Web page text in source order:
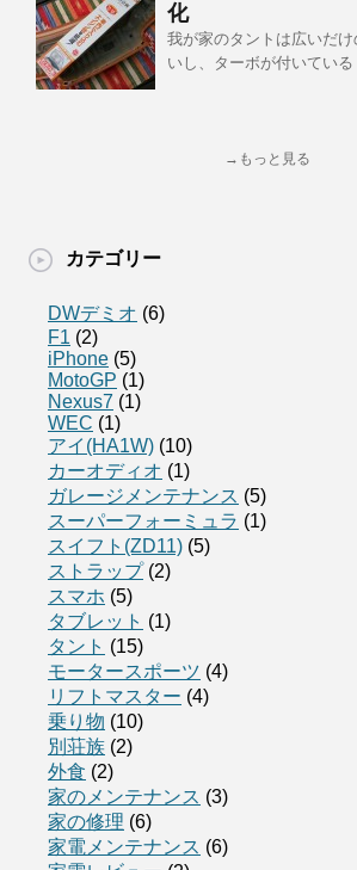
化
我が家のタントは広いだ
いし、ターボが付いている
→もっと見る
カテゴリー
DWデミオ (6)
F1 (2)
iPhone (5)
MotoGP (1)
Nexus7 (1)
WEC (1)
アイ(HA1W) (10)
カーオディオ (1)
ガレージメンテナンス (5)
スーパーフォーミュラ (1)
スイフト(ZD11) (5)
ストラップ(2)
スマホ (5)
タブレット (1)
タント (15)
モータースポーツ (4)
リフトマスター (4)
乗り物 (10)
別荘族 (2)
外食 (2)
家のメンテナンス (3)
家の修理 (6)
家電メンテナンス (6)